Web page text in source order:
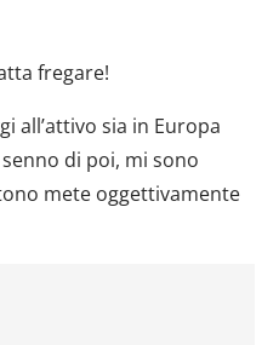
fregare!
all’attivo sia in Europa
di poi, mi sono
mete oggettivamente